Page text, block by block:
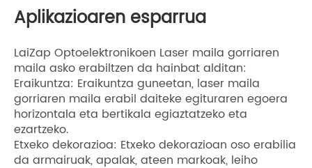
Aplikazioaren esparrua
LaiZap Optoelektronikoen Laser maila gorriaren
maila asko erabiltzen da hainbat alditan:
Eraikuntza: Eraikuntza guneetan, laser maila
gorriaren maila erabil daiteke egituraren egoera
horizontala eta bertikala egiaztatzeko eta
ezartzeko.
Etxeko dekorazioa: Etxeko dekorazioan oso erabilia
da armairuak, apalak, ateen markoak, leiho